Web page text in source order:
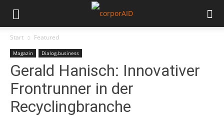
Start Featured
Magazin Dialog.business
Gerald Hanisch: Innovativer
Frontrunner in der
Recyclingbranche